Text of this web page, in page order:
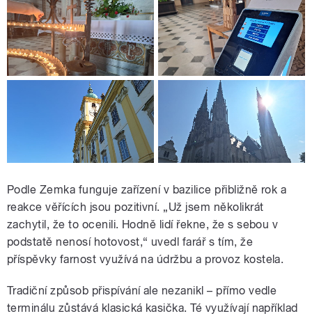
Podle Zemka funguje zařízení v bazilice přibližně rok a
reakce věřících jsou pozitivní. „Už jsem několikrát
zachytil, že to ocenili. Hodně lidí řekne, že s sebou v
podstatě nenosí hotovost,“ uvedl farář s tím, že
příspěvky farnost využívá na údržbu a provoz kostela.
Tradiční způsob přispívání ale nezanikl – přímo vedle
terminálu zůstává klasická kasička. Té využívají například